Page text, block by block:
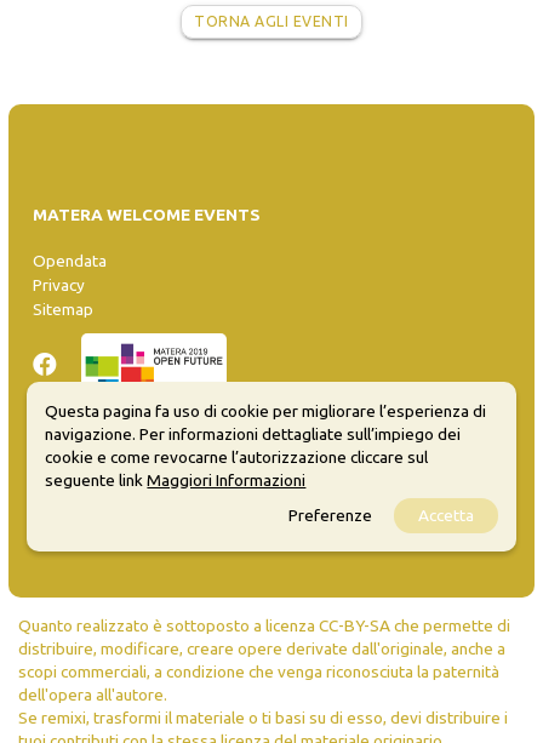
TORNA AGLI EVENTI
MATERA WELCOME EVENTS
Opendata
Privacy
Sitemap
Inserisci evento
Guida
Quanto realizzato è sottoposto a licenza CC-BY-SA che permette di
distribuire, modificare, creare opere derivate dall'originale, anche a
scopi commerciali, a condizione che venga riconosciuta la paternità
dell'opera all'autore.
Se remixi, trasformi il materiale o ti basi su di esso, devi distribuire i
Questa pagina fa uso di cookie per migliorare l’esperienza di
navigazione. Per informazioni dettagliate sull’impiego dei
cookie e come revocarne l’autorizzazione cliccare sul
seguente linkMaggiori Informazioni
Preferenze
Accetta